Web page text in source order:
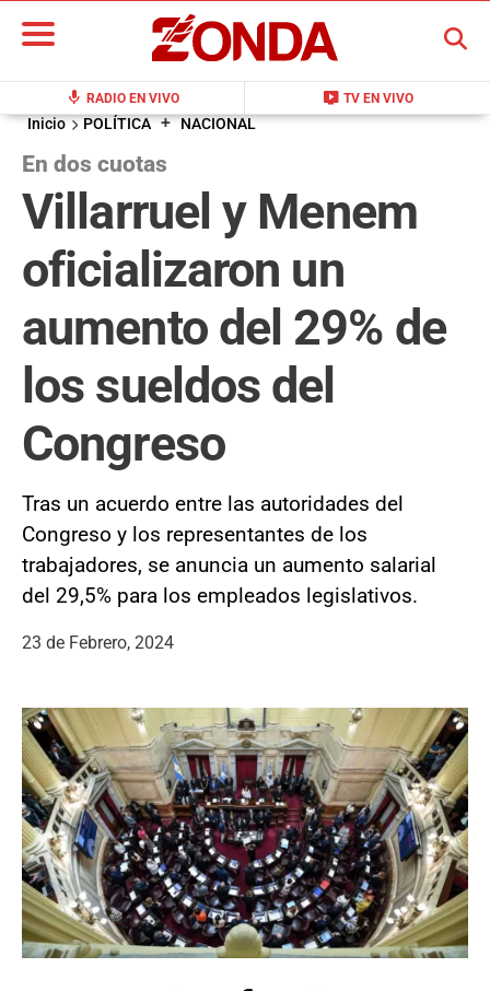
mic RADIO EN VIVO live_tv TV EN VIVO
BUSCAR
Inicio POLÍTICA + NACIONAL
En dos cuotas
Villarruel y Menem
oficializaron un
aumento del 29% de
los sueldos del
Congreso
Tras un acuerdo entre las autoridades del
Congreso y los representantes de los
trabajadores, se anuncia un aumento salarial
del 29,5% para los empleados legislativos.
23 de Febrero, 2024